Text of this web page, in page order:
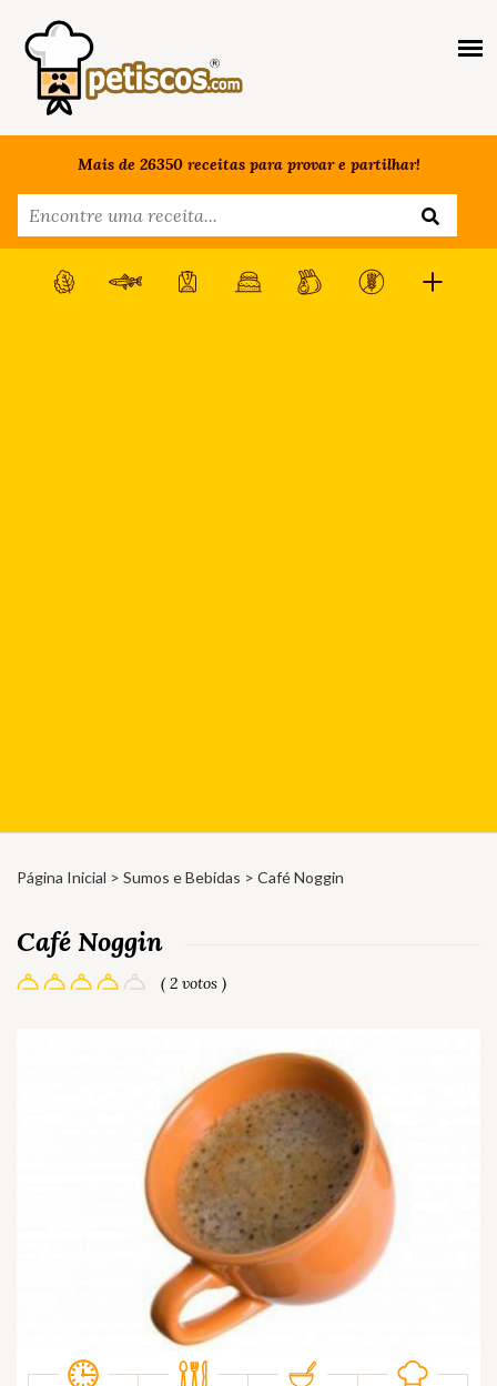
Mais de 26350 receitas para provar e partilhar!
Página Inicial > Sumos e Bebidas > Café Noggin
Café Noggin
( 2 votos )